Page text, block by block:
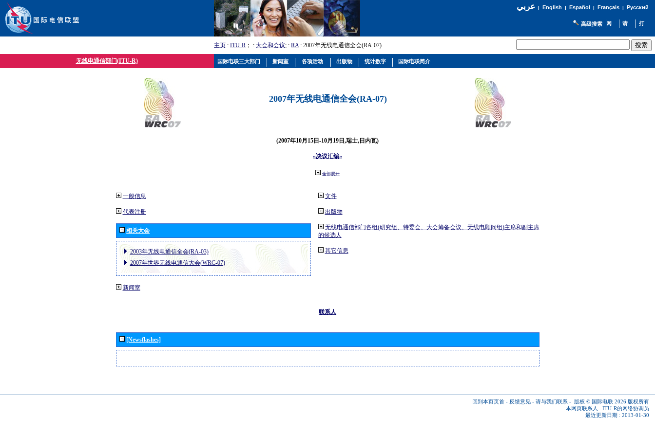
عربي| English | Español | Français| Русский
高级搜索
主页 : ITU-R ； : 大会和会议; : RA: 2007年无线电通信全会(RA-07)
无线电通信部门(ITU-R)
2007年无线电通信全会(RA-07)
(2007年10月15日-10月19日,瑞士,日内瓦)
«决议汇编»
全部展开
一般信息
代表注册
相关大会
2003年无线电通信全会(RA-03)
2007年世界无线电通信大会(WRC-07)
新闻室
文件
出版物
无线电通信部门各组(研究组、特委会、大会筹备会议、无线电顾问组)主席和副主席
的候选人
其它信息
联系人
[Newsflashes]
回到本页页首 - 反馈意见 - 请与我们联系 - 版权 © 国际电联 2026 版权所有
本网页联系人 : ITU-R的网络协调员
最近更新日期 : 2013-01-30
国际电联三大部门 新闻室 各项活动 出版物 统计数字 国际电联简介